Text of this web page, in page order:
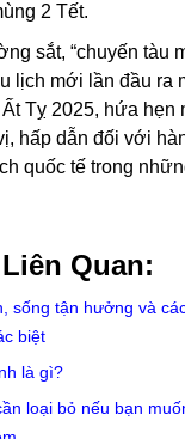
2 Tết.
sắt, “chuyến tàu
lịch mới lần đầu ra
Tỵ 2025, hứa hẹn
hấp dẫn đối với
quốc tế trong
Quan:
sống tận hưởng và
biệt
là gì?
loại bỏ nếu bạn